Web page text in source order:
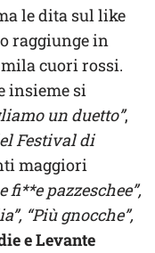
le dita sul like
raggiunge in
cuori rossi.
insieme si
un duetto”,
Festival di
maggiori
fi**e pazzeschee”,
“Più gnocche”,
e Levante